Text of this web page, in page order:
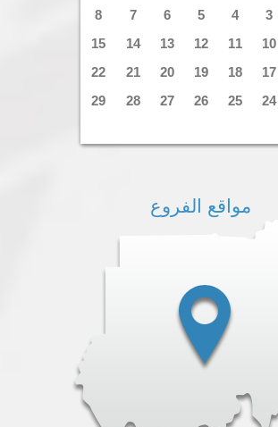
3
4
5
6
7
8
10
11
12
13
14
15
17
18
19
20
21
22
24
25
26
27
28
29
مواقع الفروع